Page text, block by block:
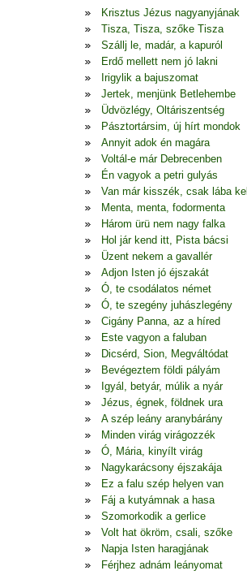
Krisztus Jézus nagyanyjának
Tisza, Tisza, szőke Tisza
Szállj le, madár, a kapuról
Erdő mellett nem jó lakni
Irigylik a bajuszomat
Jertek, menjünk Betlehembe
Üdvözlégy, Oltáriszentség
Pásztortársim, új hírt mondok
Annyit adok én magára
Voltál-e már Debrecenben
Én vagyok a petri gulyás
Van már kisszék, csak lába kell
Menta, menta, fodormenta
Három ürü nem nagy falka
Hol jár kend itt, Pista bácsi
Üzent nekem a gavallér
Adjon Isten jó éjszakát
Ó, te csodálatos német
Ó, te szegény juhászlegény
Cigány Panna, az a híred
Este vagyon a faluban
Dicsérd, Sion, Megváltódat
Bevégeztem földi pályám
Igyál, betyár, múlik a nyár
Jézus, égnek, földnek ura
A szép leány aranybárány
Minden virág virágozzék
Ó, Mária, kinyílt virág
Nagykarácsony éjszakája
Ez a falu szép helyen van
Fáj a kutyámnak a hasa
Szomorkodik a gerlice
Volt hat ökröm, csali, szőke
Napja Isten haragjának
Férjhez adnám leányomat